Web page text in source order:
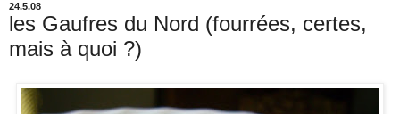
24.5.08
les Gaufres du Nord (fourrées, certes,
mais à quoi ?)